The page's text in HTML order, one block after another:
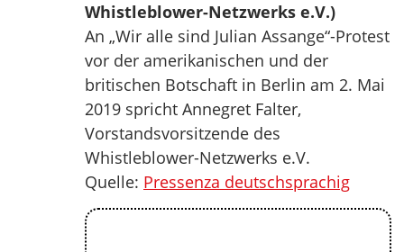
Whistleblower-Netzwerks e.V.)
An „Wir alle sind Julian Assange“-Protest
vor der amerikanischen und der
britischen Botschaft in Berlin am 2. Mai
2019 spricht Annegret Falter,
Vorstandsvorsitzende des
Whistleblower-Netzwerks e.V.
Quelle: Pressenza deutschsprachig